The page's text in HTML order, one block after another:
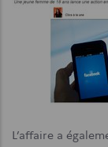
L’affaire a